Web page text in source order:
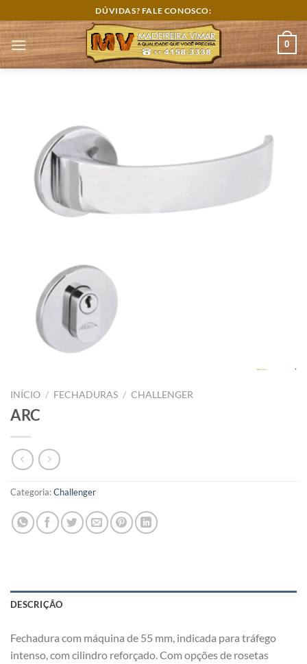
to
content
DÚVIDAS? FALE CONOSCO:
0
INÍCIO / FECHADURAS / CHALLENGER
ARC
Categoria:Challenger
DESCRIÇÃO
Fechadura com máquina de 55 mm, indicada para tráfego
intenso, com cilindro reforçado. Com opções de rosetas